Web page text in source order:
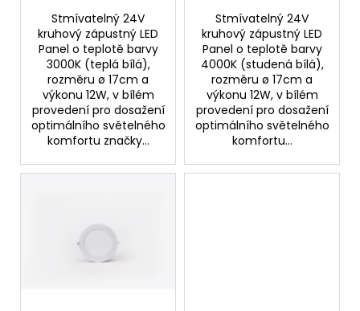
Stmívatelný 24V
kruhový zápustný LED
Panel o teplotě barvy
3000K (teplá bílá),
rozměru ø 17cm a
výkonu 12W, v bílém
provedení pro dosažení
optimálního světelného
komfortu značky...
Stmívatelný 24V
kruhový zápustný LED
Panel o teplotě barvy
4000K (studená bílá),
rozměru ø 17cm a
výkonu 12W, v bílém
provedení pro dosažení
optimálního světelného
komfortu...